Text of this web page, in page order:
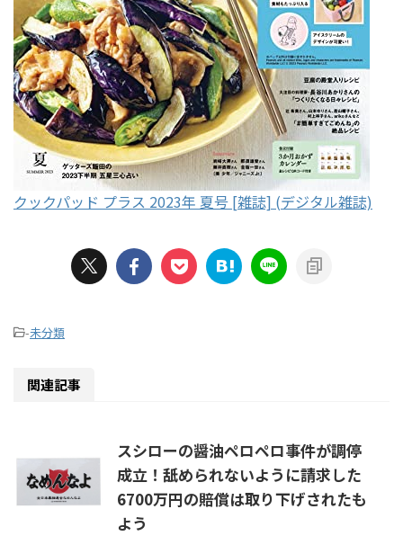
クックパッド プラス 2023年 夏号 [雑誌] (デジタル雑誌)
-未分類
関連記事
スシローの醤油ペロペロ事件が調停
成立！舐められないように請求した
6700万円の賠償は取り下げされたも
よう